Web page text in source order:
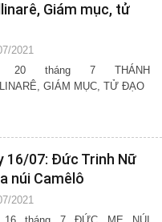
Giám mục, tử
2021
20 tháng 7 THÁNH
GIÁM MỤC, TỬ ĐẠO
16/07: Đức Trinh Nữ
núi Camêlô
2021